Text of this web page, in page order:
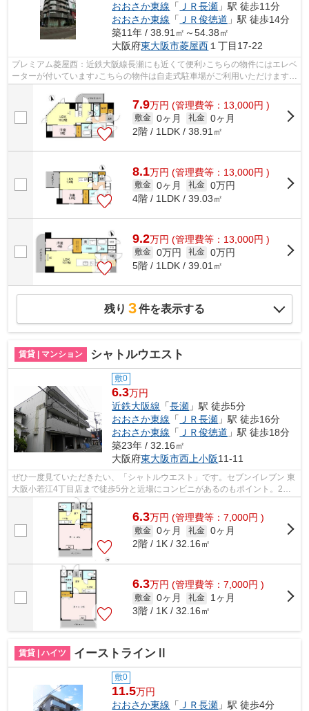
おおさか東線 「 ＪＲ長瀬 」駅 徒歩11分
おおさか東線 「 ＪＲ俊徳道 」駅 徒歩14分
築11年 / 38.91㎡～54.38㎡
大阪府東大阪市菱屋西 １丁目17-22
プレミアム菱屋西：近鉄大阪線長瀬にも近くて便利♪こちらの物件にはエレベ
ーターが付いています♪こちらの物件は自走式駐車場がご利用いただけます
7.9万円 (管理費等：13,000円 )
敷金 0ヶ月 礼金 0ヶ月
2階 / 1LDK / 38.91㎡
8.1万円 (管理費等：13,000円 )
敷金 0ヶ月 礼金 0万円
4階 / 1LDK / 39.03㎡
9.2万円 (管理費等：13,000円 )
敷金 0万円 礼金 0万円
5階 / 1LDK / 39.01㎡
残り 3件を表示する
賃貸 | マンション シャトルウエスト
敷0
6.3万円
近鉄大阪線 「長瀬 」駅 徒歩5分
おおさか東線 「 ＪＲ長瀬 」駅 徒歩16分
おおさか東線 「 ＪＲ俊徳道 」駅 徒歩18分
築23年 / 32.16㎡
大阪府東大阪市西上小阪11-11
ぜひ一度見ていただきたい、「シャトルウエスト」です。セブンイレブン 東
大阪小若江4丁目店まで徒歩5分と近場にコンビニがあるのもポイント。2駅
利用できる場所にあり、行き先に合わ...
6.3万円 (管理費等：7,000円 )
敷金 0ヶ月 礼金 0ヶ月
2階 / 1K / 32.16㎡
6.3万円 (管理費等：7,000円 )
敷金 0ヶ月 礼金
1ヶ月
3階 / 1K / 32.16㎡
賃貸 | ハイツ イーストラインⅡ
敷0
11.5万円
おおさか東線 「 ＪＲ長瀬 」駅 徒歩4分